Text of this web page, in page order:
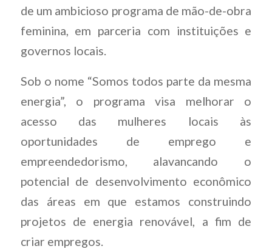
de um ambicioso programa de mão-de-obra
feminina, em parceria com instituições e
governos locais.
Sob o nome “Somos todos parte da mesma
energia”, o programa visa melhorar o
acesso das mulheres locais às
oportunidades de emprego e
empreendedorismo, alavancando o
potencial de desenvolvimento econômico
das áreas em que estamos construindo
projetos de energia renovável, a fim de
criar empregos.